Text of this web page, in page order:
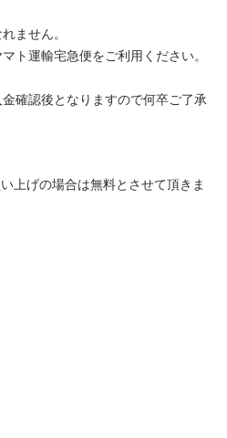
ません。
ト運輸宅急便をご利用ください。
確認後となりますので何卒ご了承
上げの場合は無料とさせて頂きま